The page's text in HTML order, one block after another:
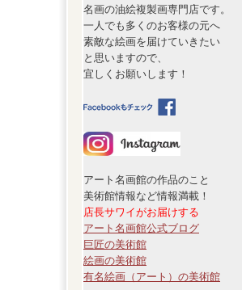
名画の油絵複製画専門店です。
一人でも多くのお客様の元へ
素敵な絵画を届けていきたい
と思いますので、
宜しくお願いします！
アート名画館の作品のこと
美術館情報など情報満載！
店長サワイがお届けする
アート名画館公式ブログ
巨匠の美術館
絵画の美術館
有名絵画（アート）の美術館